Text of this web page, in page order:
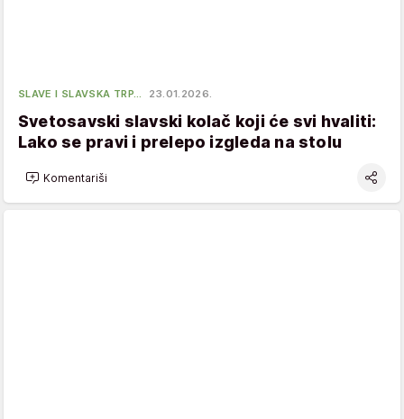
SLAVE I SLAVSKA TRP… 23.01.2026.
Svetosavski slavski kolač koji će svi hvaliti:
Lako se pravi i prelepo izgleda na stolu
Komentariši